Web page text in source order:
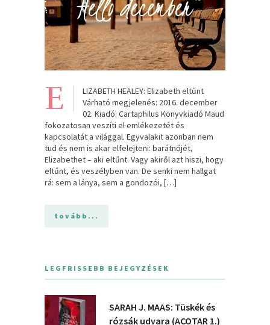
E
LIZABETH HEALEY: Elizabeth eltűnt
Várható megjelenés: 2016. december
02. Kiadó: Cartaphilus Könyvkiadó Maud
fokozatosan veszíti el emlékezetét és
kapcsolatát a világgal. Egyvalakit azonban nem
tud és nem is akar elfelejteni: barátnőjét,
Elizabethet – aki eltűnt. Vagy akiről azt hiszi, hogy
eltűnt, és veszélyben van. De senki nem hallgat
rá: sem a lánya, sem a gondozói, […]
tovább...
LEGFRISSEBB BEJEGYZÉSEK
SARAH J. MAAS: Tüskék és
rózsák udvara (ACOTAR 1.)